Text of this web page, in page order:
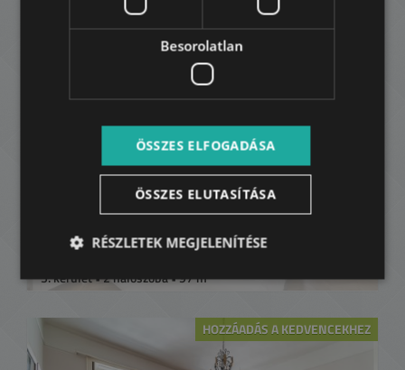
5. kerület • 3 hálószoba • 82 m
HOZZÁADÁS A KEDVENCEKHEZ
229.000.000 HUF
5. kerület • 2 hálószoba • 97 m
HOZZÁADÁS A KEDVENCEKHEZ
Besorolatlan
ÖSSZES ELFOGADÁSA
ÖSSZES ELUTASÍTÁSA
RÉSZLETEK MEGJELENÍTÉSE